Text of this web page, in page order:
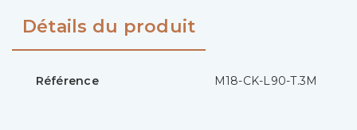
Détails du produit
Référence M18-CK-L90-T.3M